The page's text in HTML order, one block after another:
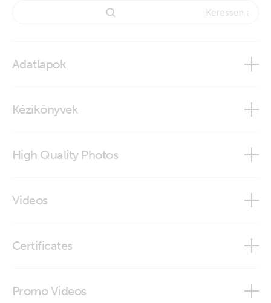
Adatlapok
Kézikönyvek
High Quality Photos
Videos
Certificates
Promo Videos